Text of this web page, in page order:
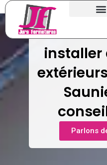
Aller
au
contenu
Où
installer
Parlons